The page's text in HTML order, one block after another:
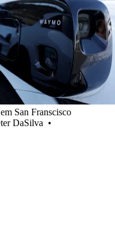
San Franscisco
DaSilva •